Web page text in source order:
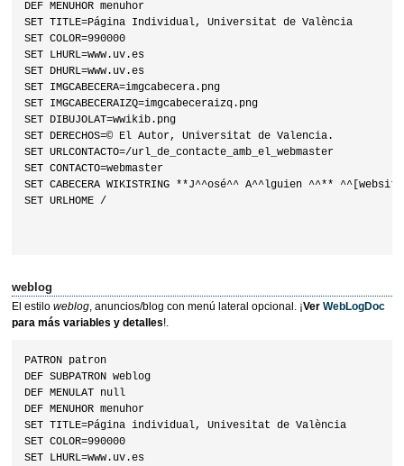
DEF MENUHOR menuhor
SET TITLE=Página Individual, Universitat de València
SET COLOR=990000
SET LHURL=www.uv.es
SET DHURL=www.uv.es
SET IMGCABECERA=imgcabecera.png
SET IMGCABECERAIZQ=imgcabeceraizq.png
SET DIBUJOLAT=wwikib.png
SET DERECHOS=© El Autor, Universitat de Valencia.
SET URLCONTACTO=/url_de_contacte_amb_el_webmaster
SET CONTACTO=webmaster
SET CABECERA WIKISTRING **J^^osé^^ A^^lguien ^^**
SET URLHOME /
weblog
El estilo weblog, anuncios/blog con menú lateral opcional. ¡Ver WebLogDoc
para más variables y detalles!.
PATRON patron
DEF SUBPATRON weblog
DEF MENULAT null
DEF MENUHOR menuhor
SET TITLE=Página individual, Univesitat de València
SET COLOR=990000
SET LHURL=www.uv.es